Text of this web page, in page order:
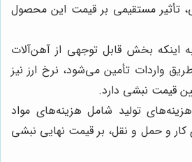
تأثیر مستقیمی بر قیمت این محصول
اینکه بخش قابل توجهی از آهن‌آلات
واردات تأمین می‌شود، نرخ ارز نیز
قیمت نبشی دارد.
هزینه‌های تولید شامل هزینه‌های مواد
کار و حمل و نقل، بر قیمت نهایی نبشی